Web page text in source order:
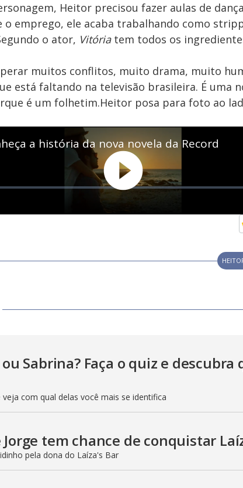
Heitor precisou fazer aulas de
o emprego, ele acaba trabalhando como
o ator, Vitóriatem todos os
muitos conflitos, muito drama, muito
está faltando na televisão brasileira. É uma
é um folhetim.Heitor posa para foto ao
Sabrina? Faça o quiz e descubra
com qual delas você mais se identifica
tem chance de conquistar
pela dona do Laíza's Bar